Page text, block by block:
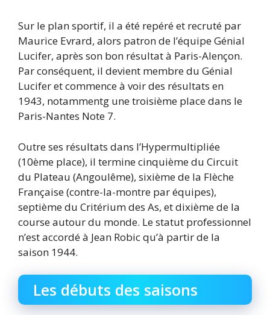
Sur le plan sportif, il a été repéré et recruté par
Maurice Evrard, alors patron de l’équipe Génial
Lucifer, après son bon résultat à Paris-Alençon.
Par conséquent, il devient membre du Génial
Lucifer et commence à voir des résultats en
1943, notammentg une troisième place dans le
Paris-Nantes Note 7.
Outre ses résultats dans l’Hypermultipliée
(10ème place), il termine cinquième du Circuit
du Plateau (Angoulême), sixième de la Flèche
Française (contre-la-montre par équipes),
septième du Critérium des As, et dixième de la
course autour du monde. Le statut professionnel
n’est accordé à Jean Robic qu’à partir de la
saison 1944.
Les débuts des saisons